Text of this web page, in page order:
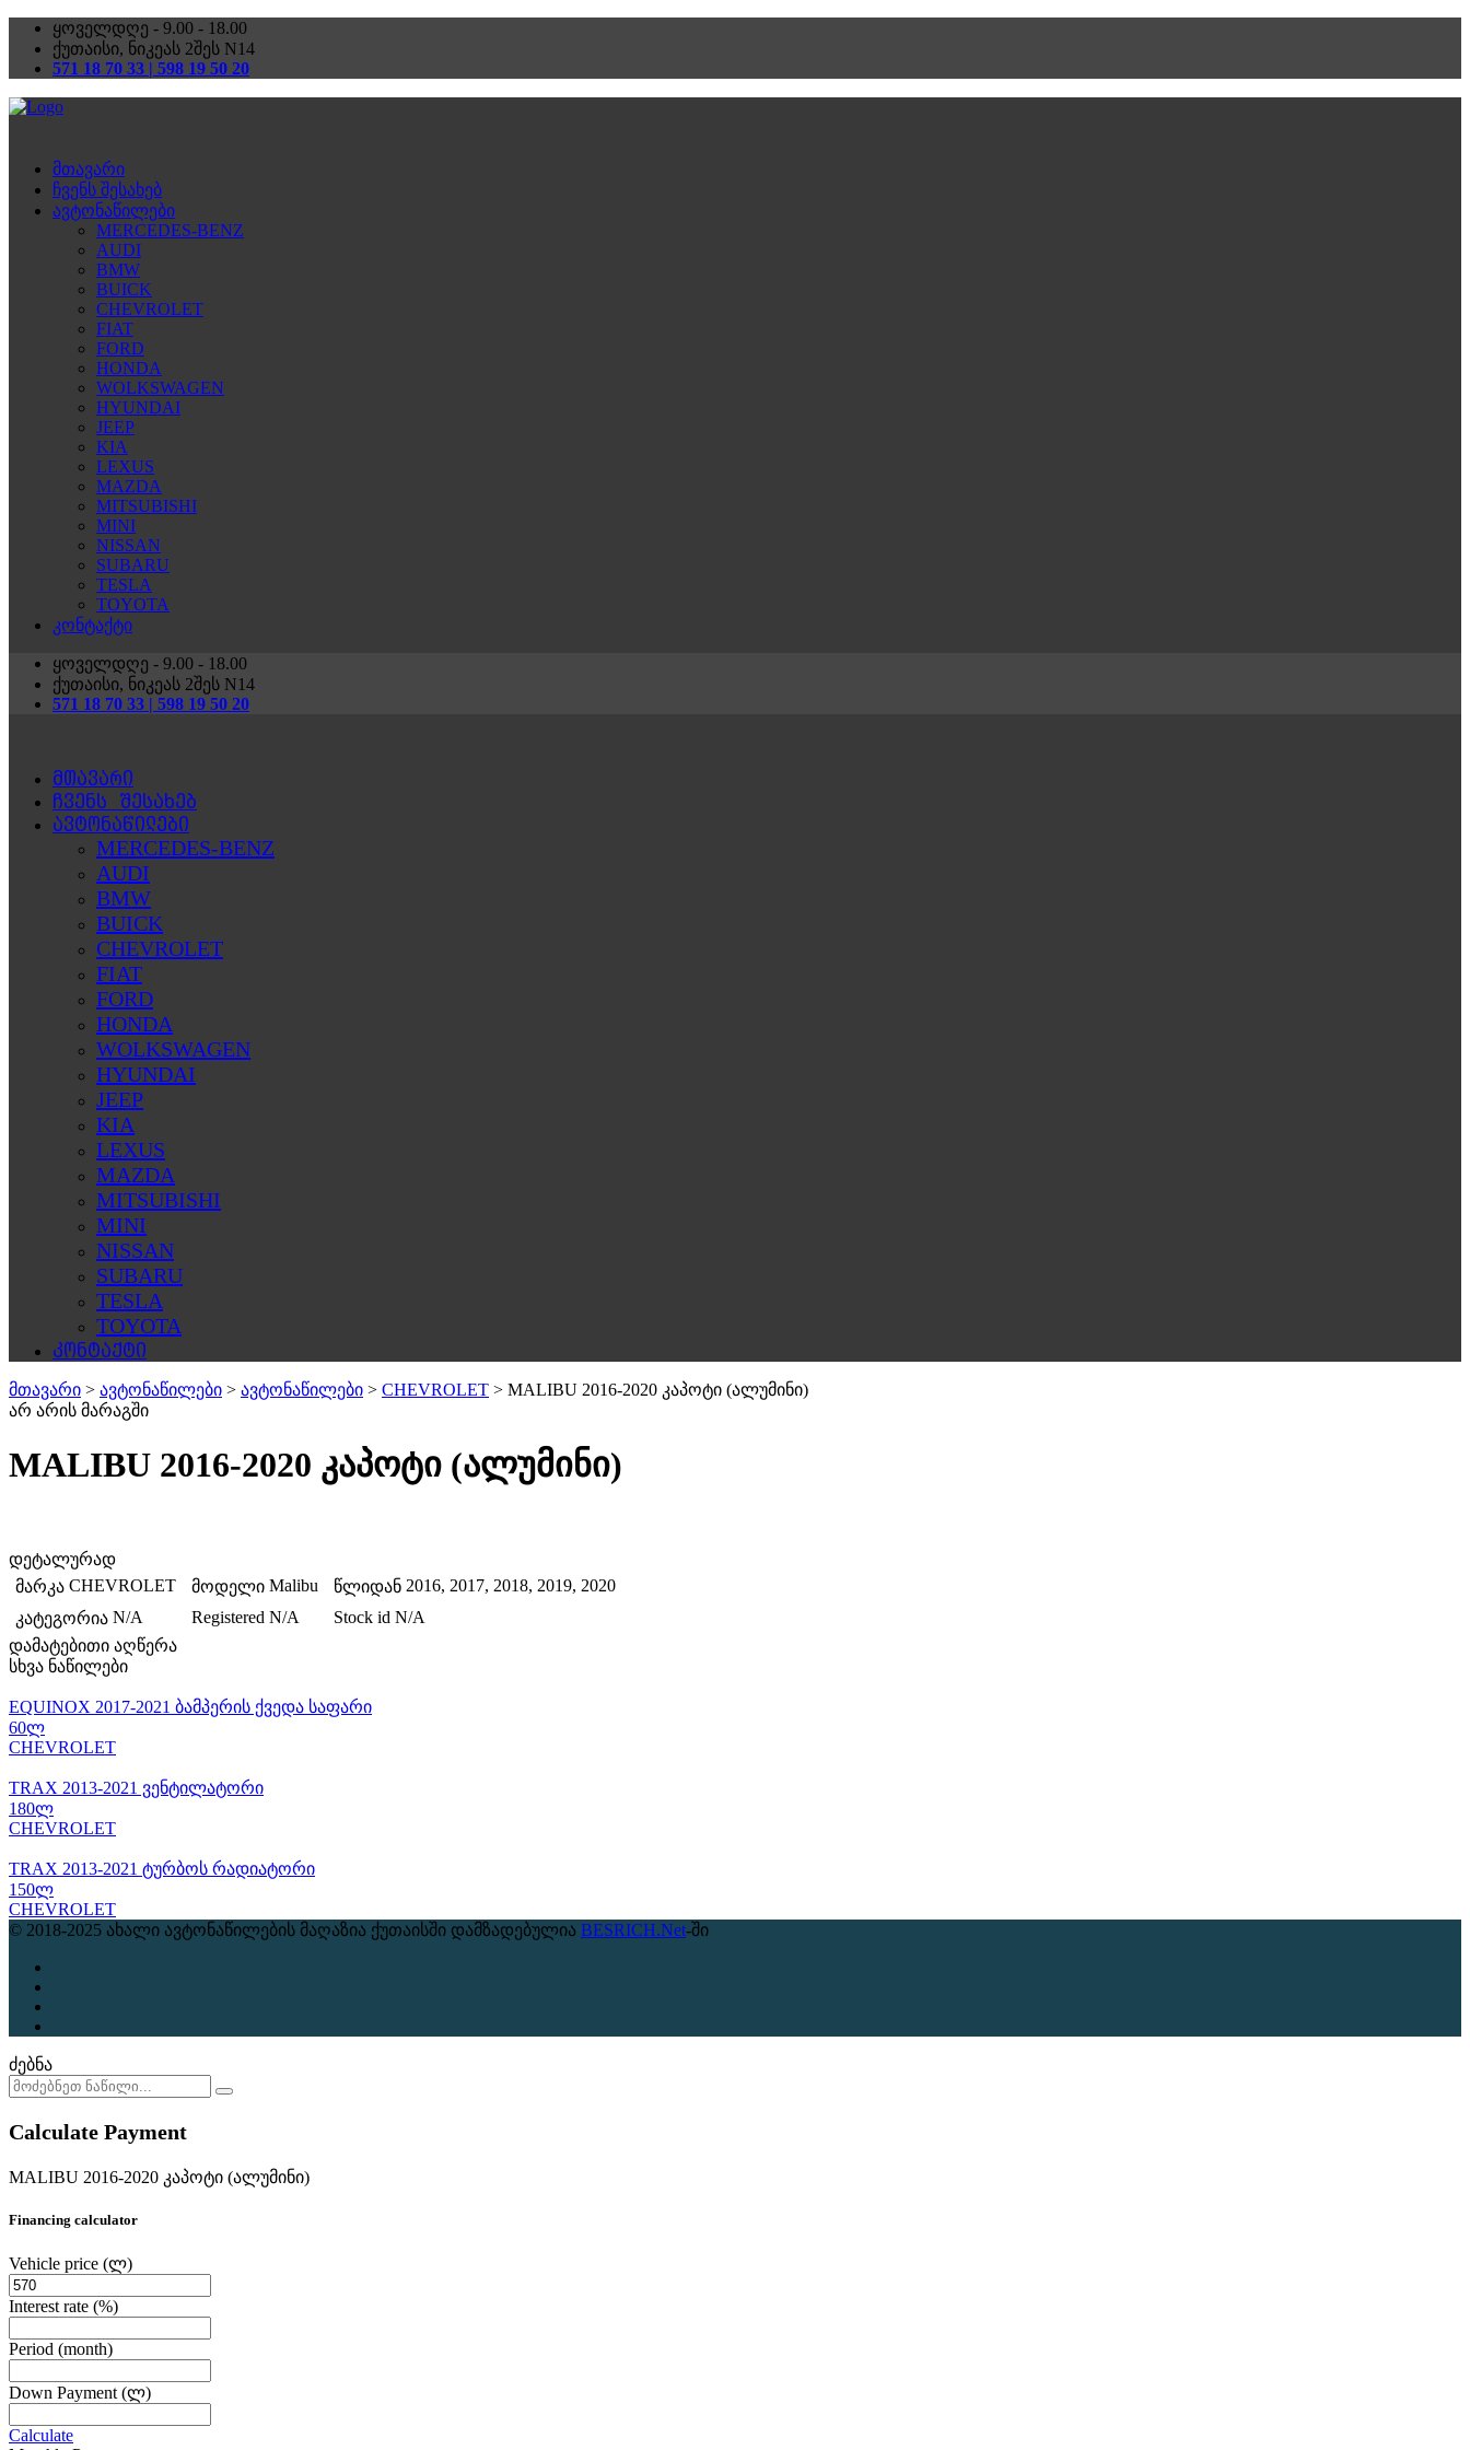
ყოველდღე - 9.00 - 18.00
ქუთაისი, ნიკეას 2შეს N14
571 18 70 33 | 598 19 50 20
მთავარი
ჩვენს შესახებ
ავტონაწილები
MERCEDES-BENZ
AUDI
BMW
BUICK
CHEVROLET
FIAT
FORD
HONDA
WOLKSWAGEN
HYUNDAI
JEEP
KIA
LEXUS
MAZDA
MITSUBISHI
MINI
NISSAN
SUBARU
TESLA
TOYOTA
კონტაქტი
ყოველდღე - 9.00 - 18.00
ქუთაისი, ნიკეას 2შეს N14
571 18 70 33 | 598 19 50 20
მთავარი
ჩვენს შესახებ
ავტონაწილები
MERCEDES-BENZ
AUDI
BMW
BUICK
CHEVROLET
FIAT
FORD
HONDA
WOLKSWAGEN
HYUNDAI
JEEP
KIA
LEXUS
MAZDA
MITSUBISHI
MINI
NISSAN
SUBARU
TESLA
TOYOTA
კონტაქტი
მთავარი > ავტონაწილები > ავტონაწილები > CHEVROLET > MALIBU 2016-2020 კაპოტი (ალუმინი)
არ არის მარაგში
MALIBU 2016-2020 კაპოტი (ალუმინი)
დეტალურად
მარკა CHEVROLET მოდელი Malibu წლიდან 2016, 2017, 2018, 2019, 2020
კატეგორია N/A Registered N/A Stock id N/A
დამატებითი აღწერა
სხვა ნაწილები
EQUINOX 2017-2021 ბამპერის ქვედა საფარი
60ლ
CHEVROLET
TRAX 2013-2021 ვენტილატორი
180ლ
CHEVROLET
TRAX 2013-2021 ტურბოს რადიატორი
150ლ
CHEVROLET
© 2018-2025 ახალი ავტონაწილების მაღაზია ქუთაისში დამზადებულია BESRICH.Net-ში
ძებნა
Calculate Payment
MALIBU 2016-2020 კაპოტი (ალუმინი)
Financing calculator
Vehicle price (ლ)
Interest rate (%)
Period (month)
Down Payment (ლ)
Calculate